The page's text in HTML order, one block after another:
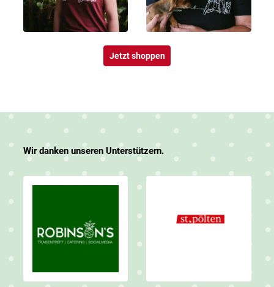
Jetzt shoppen
Wir danken unseren Unterstützern.